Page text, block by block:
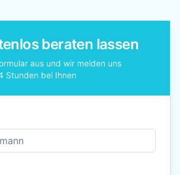
beraten lassen
aus und wir melden uns
Stunden bei Ihnen